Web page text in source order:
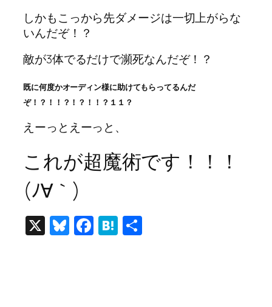
しかもこっから先ダメージは一切上がらな
いんだぞ！？
敵が3体でるだけで瀕死なんだぞ！？
既に何度かオーディン様に助けてもらってるんだ
ぞ！？！！？！？！！？１１？
えーっとえーっと、
これが超魔術です！！！
(ﾉ∀｀)
X
Bluesky
Facebook
Hatena